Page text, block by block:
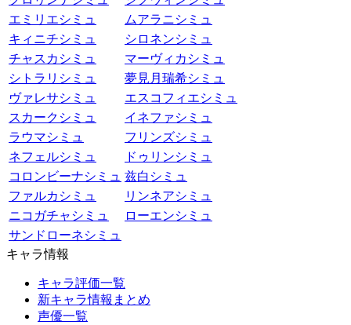
エミリエシミュ
ムアラニシミュ
キィニチシミュ
シロネンシミュ
チャスカシミュ
マーヴィカシミュ
シトラリシミュ
夢見月瑞希シミュ
ヴァレサシミュ
エスコフィエシミュ
スカークシミュ
イネファシミュ
ラウマシミュ
フリンズシミュ
ネフェルシミュ
ドゥリンシミュ
コロンビーナシミュ 兹白シミュ
ファルカシミュ
リンネアシミュ
ニコガチャシミュ
ローエンシミュ
サンドローネシミュ
キャラ情報
キャラ評価一覧
新キャラ情報まとめ
声優一覧